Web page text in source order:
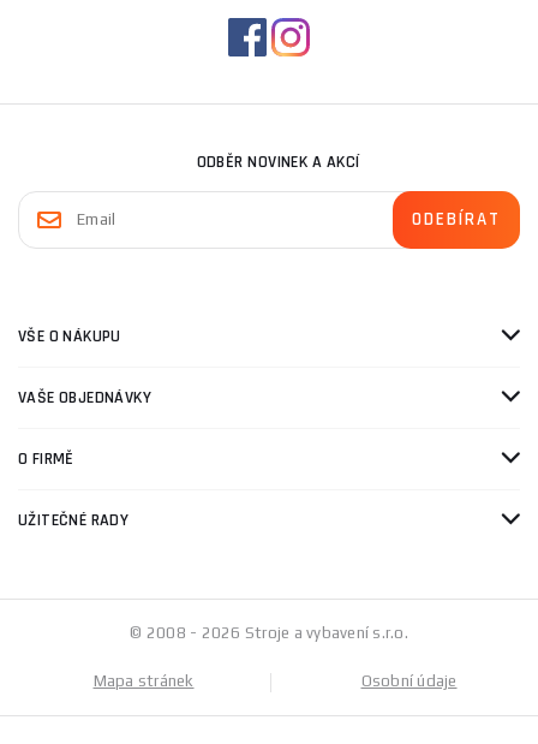
ODBĚR NOVINEK A AKCÍ
VŠE O NÁKUPU
VAŠE OBJEDNÁVKY
O FIRMĚ
UŽITEČNÉ RADY
© 2008 - 2026 Stroje a vybavení s.r.o.
Mapa stránek Osobní údaje